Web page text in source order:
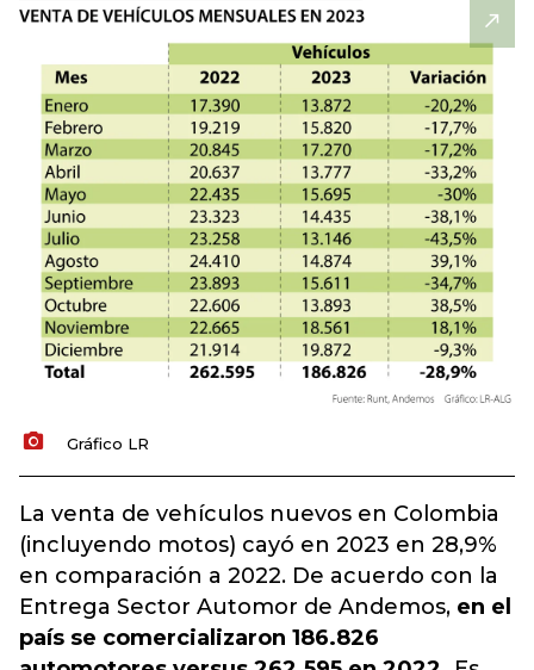
Gráfico LR
La venta de vehículos nuevos en Colombia
(incluyendo motos) cayó en 2023 en 28,9%
en comparación a 2022. De acuerdo con la
Entrega Sector Automor de Andemos, en el
país se comercializaron 186.826